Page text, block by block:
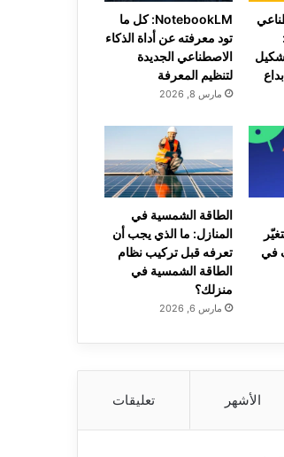
الجديدة في 2026:
NotebookLM: كل ما
تود معرفته عن أداة الذكاء
الاصطناعي الجديدة
لتنظيم المعرفة
مارس 8, 2026
في
الطاقة الشمسية في
المنازل: ما الذي يجب أن
تعرفه قبل تركيب نظام
الطاقة الشمسية في
منزلك؟
مارس 6, 2026
الأشهر تعليقات